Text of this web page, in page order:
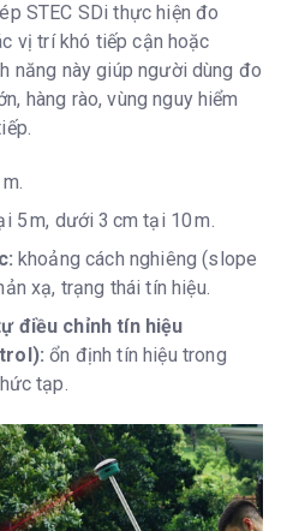
vòng 5m; ≤3cm trong vòng
HDR imaging sensor
Transfer; Supports
2.3, RTCM 3.0, RTCM
NMEA 0183, PJK plane
code, Trimble GSOF
STEC SDi thực hiện đo
vị trí khó tiếp cận hoặc
năng này giúp người dùng đo
hàng rào, vùng nguy hiểm
5 m, dưới 3 cm tại 10 m.
khoảng cách nghiêng (slope
xạ, trạng thái tín hiệu.
điều chỉnh tín hiệu
ổn định tín hiệu trong
tạp.